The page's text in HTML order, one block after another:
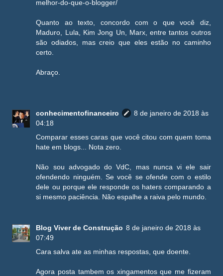
melhor-do-que-o-blogger/
Quanto ao texto, concordo com o que você diz,
Maduro, Lula, Kim Jong Un, Marx, entre tantos outros
são odiados, mas creio que eles estão no caminho
certo.
Abraço.
conhecimentofinanceiro
8 de janeiro de 2018 às
04:18
Comparar esses caras que você citou com quem toma
hate em blogs... Nota zero.
Não sou advogado do VdC, mas nunca vi ele sair
ofendendo ninguém. Se você se ofende com o estilo
dele ou porque ele responde os haters comparando a
si mesmo paciência. Não espalhe a raiva pelo mundo.
Blog Viver de Construção 8 de janeiro de 2018 às
07:49
Cara salva ate as minhas respostas, que doente.
Agora posta tambem os xingamentos que me fizeram